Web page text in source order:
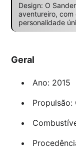
Design: O
aventureiro, com
personalidade
Geral
Ano: 2015
Propulsão: